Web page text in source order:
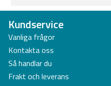
Tafs: Ingår
Höger-/vänstervev: Justerbar
Spövikt: 186 g
Transportlängd: 96 cm
Förvaring: Cordura-tub med
Levereras färdigmonterat
Egenskaper
Kundservice
Vanliga frågor
Kontakta oss
Så handlar du
Frakt och leverans